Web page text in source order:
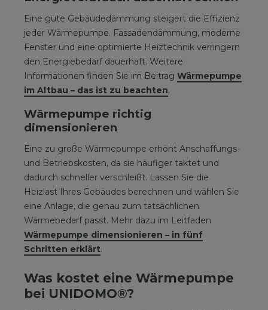
Eine gute Gebäudedämmung steigert die Effizienz
jeder Wärmepumpe. Fassadendämmung, moderne
Fenster und eine optimierte Heiztechnik verringern
den Energiebedarf dauerhaft. Weitere
Informationen finden Sie im Beitrag Wärmepumpe
im Altbau – das ist zu beachten.
Wärmepumpe richtig
dimensionieren
Eine zu große Wärmepumpe erhöht Anschaffungs-
und Betriebskosten, da sie häufiger taktet und
dadurch schneller verschleißt. Lassen Sie die
Heizlast Ihres Gebäudes berechnen und wählen Sie
eine Anlage, die genau zum tatsächlichen
Wärmebedarf passt. Mehr dazu im Leitfaden
Wärmepumpe dimensionieren – in fünf
Schritten erklärt.
Was kostet eine Wärmepumpe
bei UNIDOMO®?